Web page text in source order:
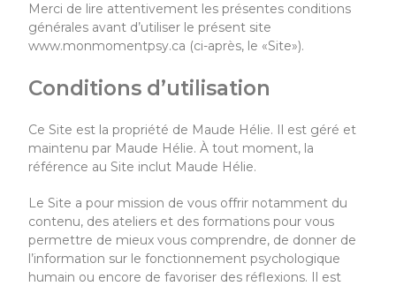
Merci de lire attentivement les présentes conditions
générales avant d’utiliser le présent site
www.monmomentpsy.ca (ci-après, le «Site»).
Conditions d’utilisation
Ce Site est la propriété de Maude Hélie. Il est géré et
maintenu par Maude Hélie. À tout moment, la
référence au Site inclut Maude Hélie.
Le Site a pour mission de vous offrir notamment du
contenu, des ateliers et des formations pour vous
permettre de mieux vous comprendre, de donner de
l’information sur le fonctionnement psychologique
humain ou encore de favoriser des réflexions. Il est